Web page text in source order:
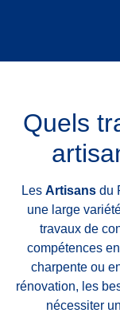
Quels
Les Artisans du
une large
travaux de
compétences
charpente ou
rénovation, les
nécessiter